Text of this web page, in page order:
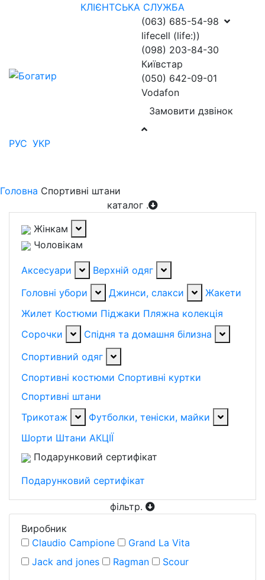
КЛІЄНТСЬКА СЛУЖБА
(063) 685-54-98
lifecell (life:))
(098) 203-84-30
Київстар
(050) 642-09-01
Vodafon
Замовити дзвінок
РУС УКР
Головна Спортивні штани
каталог .
Жінкам
Чоловікам
Аксесуари
Верхній одяг
Головні убори
Джинси, слакси
Жакети
Жилет Костюми Піджаки Пляжна колекція
Сорочки
Спідня та домашня білизна
Спортивний одяг
Спортивні костюми Спортивні куртки
Спортивні штани
Трикотаж
Футболки, теніски, майки
Шорти Штани АКЦІЇ
Подарунковий сертифікат
Подарунковий сертифікат
фільтр.
Виробник
Claudio Campione
Grand La Vita
Jack and jones
Ragman Scour